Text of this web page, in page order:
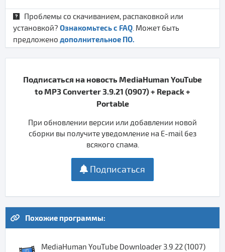
Проблемы со скачиванием, распаковкой или
установкой? Ознакомьтесь с FAQ. Может быть
предложено дополнительное ПО.
Подписаться на новость MediaHuman YouTube
to MP3 Converter 3.9.21 (0907) + Repack +
Portable
При обновлении версии или добавлении новой
сборки вы получите уведомление на E-mail без
всякого спама.
Подписаться
Похожие программы:
MediaHuman YouTube Downloader 3.9.22 (1007)